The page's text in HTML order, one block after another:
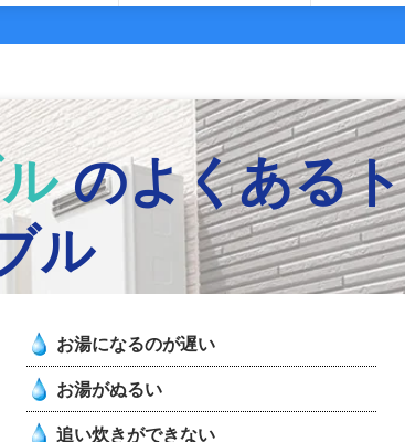
のよくあるト
ル
お湯になるのが遅い
お湯がぬるい
追い炊きができない